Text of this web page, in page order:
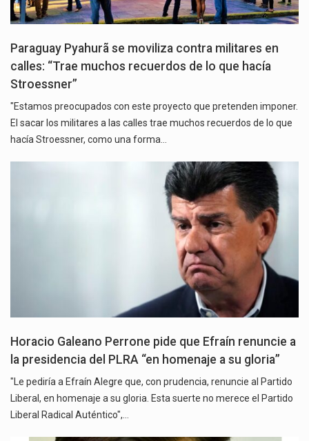
Paraguay Pyahurã se moviliza contra militares en
calles: “Trae muchos recuerdos de lo que hacía
Stroessner”
"Estamos preocupados con este proyecto que pretenden imponer.
El sacar los militares a las calles trae muchos recuerdos de lo que
hacía Stroessner, como una forma…
Horacio Galeano Perrone pide que Efraín renuncie a
la presidencia del PLRA “en homenaje a su gloria”
"Le pediría a Efraín Alegre que, con prudencia, renuncie al Partido
Liberal, en homenaje a su gloria. Esta suerte no merece el Partido
Liberal Radical Auténtico",…